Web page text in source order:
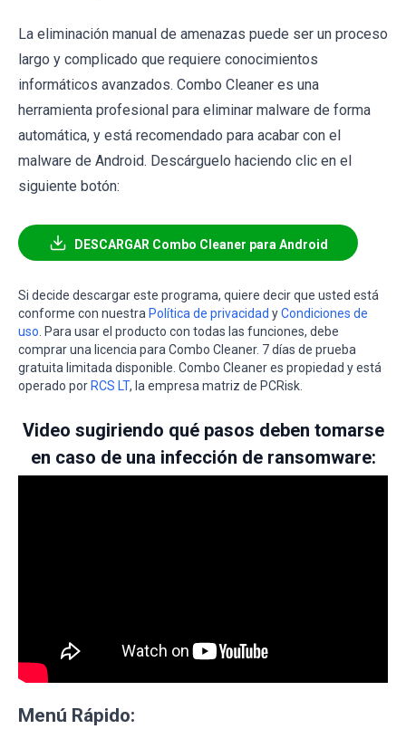
La eliminación manual de amenazas puede ser un proceso
largo y complicado que requiere conocimientos
informáticos avanzados. Combo Cleaner es una
herramienta profesional para eliminar malware de forma
automática, y está recomendado para acabar con el
malware de Android. Descárguelo haciendo clic en el
siguiente botón:
DESCARGAR Combo Cleaner para Android
Si decide descargar este programa, quiere decir que usted está
conforme con nuestra Política de privacidad yCondiciones de
uso . Para usar el producto con todas las funciones, debe
comprar una licencia para Combo Cleaner. 7 días de prueba
gratuita limitada disponible. Combo Cleaner es propiedad y está
operado por RCS LT, la empresa matriz de PCRisk.
Video sugiriendo qué pasos deben tomarse
en caso de una infección de ransomware:
Menú Rápido: